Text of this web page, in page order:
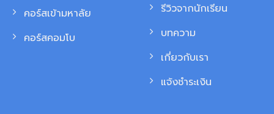
คอร์สเข้ามหาลัย
คอร์สคอมโบ
รีวิวจากนักเรียน
บทความ
เกี่ยวกับเรา
แจ้งชำระเงิน